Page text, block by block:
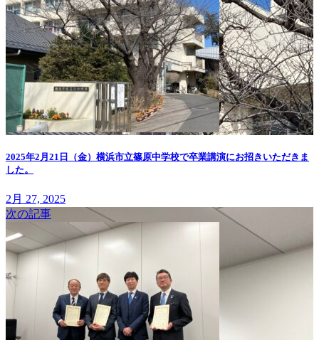
2025年2月21日（金）横浜市立篠原中学校で卒業講演にお招きいただきま
した。
2月 27, 2025
次の記事